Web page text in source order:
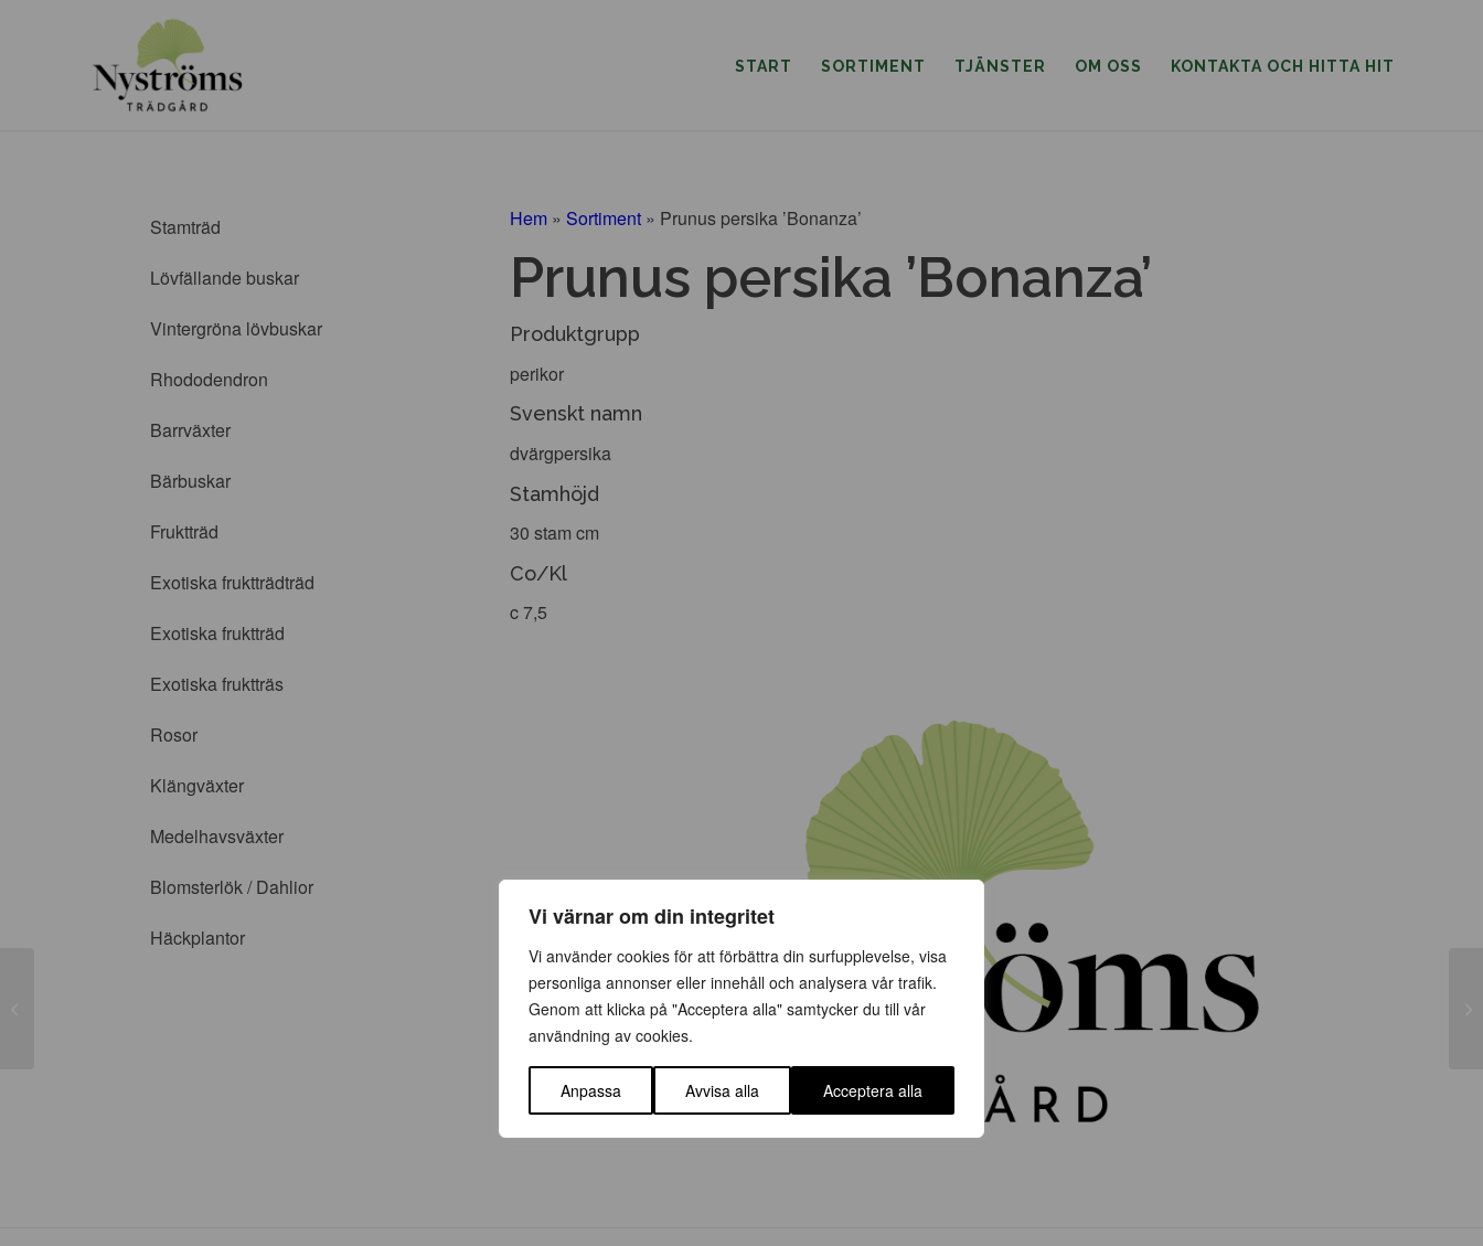
Vi värnar om din integritet
Vi använder cookies för att förbättra din surfupplevelse, visa
personliga annonser eller innehåll och analysera vår trafik.
Genom att klicka på "Acceptera alla" samtycker du till vår
användning av cookies.
Anpassa Avvisa alla Acceptera alla
START SORTIMENT TJÄNSTER OM OSS KONTAKTA OCH HITTA HIT
Stamträd
Lövfällande buskar
Vintergröna lövbuskar
Rhododendron
Barrväxter
Bärbuskar
Fruktträd
Exotiska fruktträdträd
Exotiska fruktträd
Exotiska fruktträs
Rosor
Klängväxter
Medelhavsväxter
Blomsterlök / Dahlior
Häckplantor
Hem » Sortiment » Prunus persika ’Bonanza’
Prunus persika ’Bonanza’
Produktgrupp
perikor
Svenskt namn
dvärgpersika
Stamhöjd
30 stam cm
Co/Kl
c 7,5